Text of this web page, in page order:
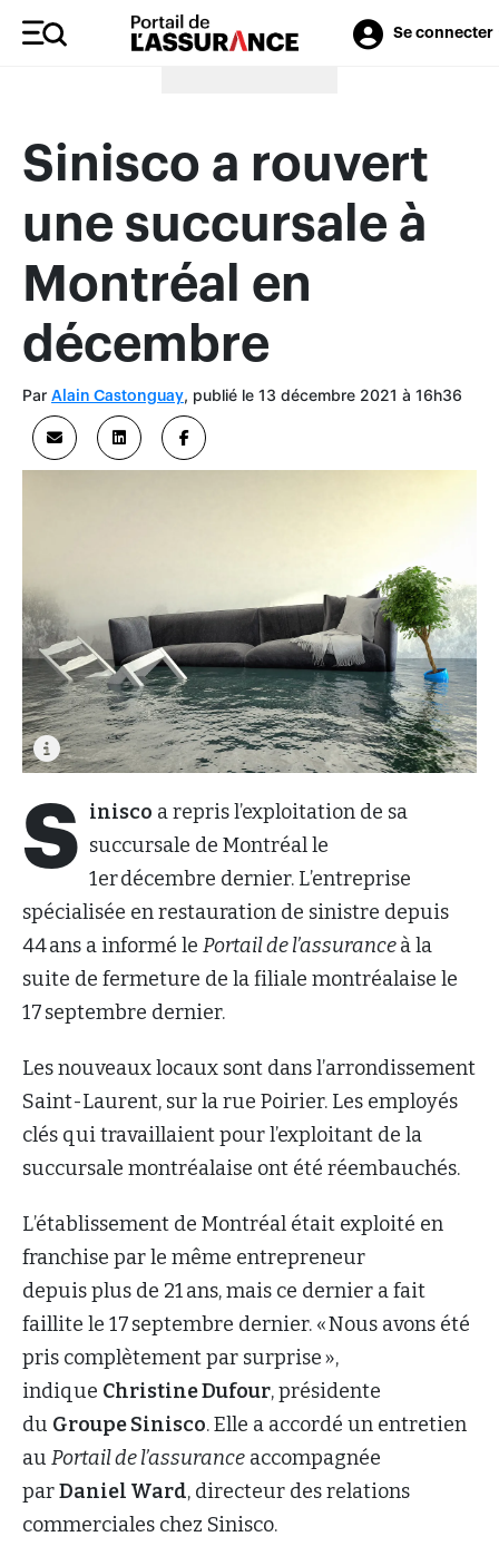
Se connecter
Merci à nos annonceurs
Sinisco a rouvert
une succursale à
Montréal en
décembre
Par Alain Castonguay, publié le 13 décembre 2021 à 16h36
S inisco a repris l’exploitation de sa
succursale de Montréal le
1er décembre dernier. L’entreprise
spécialisée en restauration de sinistre depuis
44 ans a informé le Portail de l’assuranceà la
suite de fermeture de la filiale montréalaise le
17 septembre dernier.
Les nouveaux locaux sont dans l’arrondissement
Saint-Laurent, sur la rue Poirier. Les employés
clés qui travaillaient pour l’exploitant de la
succursale montréalaise ont été réembauchés.
L’établissement de Montréal était exploité en
franchise par le même entrepreneur
depuis plus de 21 ans, mais ce dernier a fait
faillite le 17 septembre dernier. « Nous avons été
pris complètement par surprise »,
indique Christine Dufour, présidente
du Groupe Sinisco. Elle a accordé un entretien
au Portail de l’assurance accompagnée
parDaniel Ward, directeur des relations
commerciales chez Sinisco.